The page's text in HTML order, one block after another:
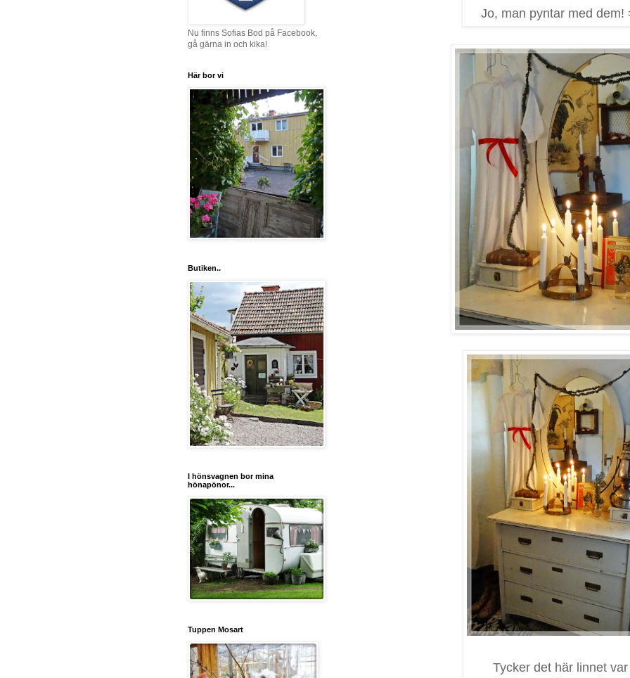
Jo, man pyntar med dem!
Tycker det här linnet var
Nu finns Sofias Bod på Facebook,
gå gärna in och kika!
Här bor vi
Butiken..
I hönsvagnen bor mina
hönapönor...
Tuppen Mosart